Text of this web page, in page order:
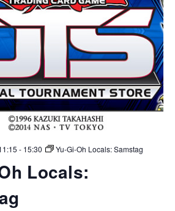
- 15:30 Yu-Gi-Oh Locals: Samstag
Locals: